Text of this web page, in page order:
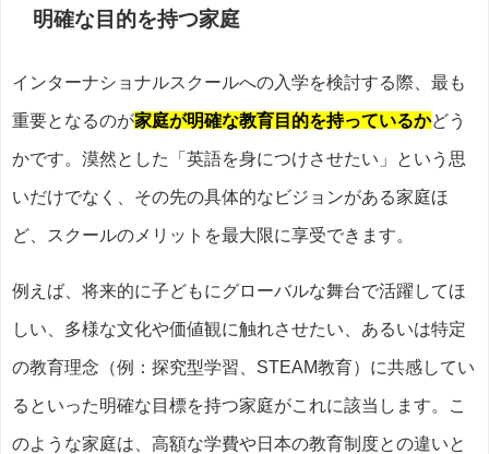
明確な目的を持つ家庭
インターナショナルスクールへの入学を検討する際、最も
重要となるのが家庭が明確な教育目的を持っているかどう
かです。漠然とした「英語を身につけさせたい」という思
いだけでなく、その先の具体的なビジョンがある家庭ほ
ど、スクールのメリットを最大限に享受できます。
例えば、将来的に子どもにグローバルな舞台で活躍してほ
しい、多様な文化や価値観に触れさせたい、あるいは特定
の教育理念（例：探究型学習、STEAM教育）に共感してい
るといった明確な目標を持つ家庭がこれに該当します。こ
のような家庭は、高額な学費や日本の教育制度との違いと